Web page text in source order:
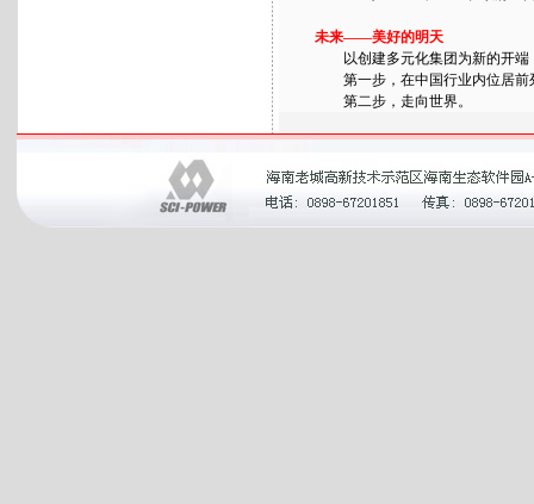
未来——美好的明天
以创建多元化集团为新的开端
第一步，在中国行业内位居前
第二步，走向世界。